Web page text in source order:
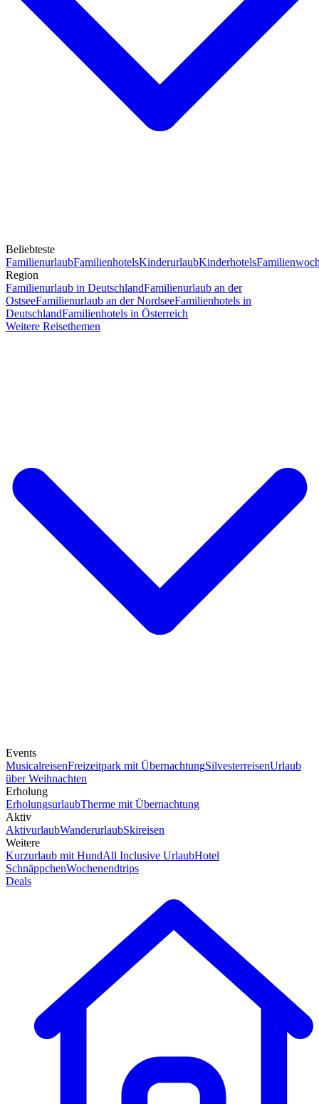
Beliebteste
FamilienurlaubFamilienhotelsKinderurlaubKinderhotels
Region
Familienurlaub in DeutschlandFamilienurlaub an der
OstseeFamilienurlaub an der NordseeFamilienhotels in
DeutschlandFamilienhotels in Österreich
Weitere Reisethemen
Events
MusicalreisenFreizeitpark mit ÜbernachtungSilvesterreisenUrlaub
über Weihnachten
Erholung
ErholungsurlaubTherme mit Übernachtung
Aktiv
AktivurlaubWanderurlaubSkireisen
Weitere
Kurzurlaub mit HundAll Inclusive UrlaubHotel
SchnäppchenWochenendtrips
Deals